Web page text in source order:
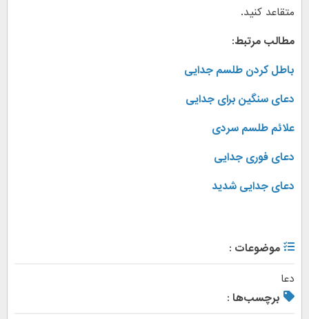
متقاعد کنید.
مطالب مرتبط:
باطل کردن طلسم جدایی
دعای سنگین برای جدایی
علائم طلسم سردی
دعای فوری جدایی
دعای جدایی شدید
موضوعات :
دعا
برچسب‌ها :